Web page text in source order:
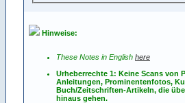
Hinweise:
These Notes in English here
Urheberrechte 1: Keine Scans von
Anleitungen, Prominentenfotos,
Buch/Zeitschriften-Artikeln, die
hinaus gehen.